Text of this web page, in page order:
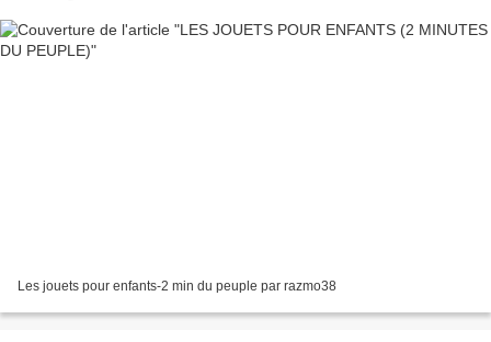
Les jouets pour enfants-2 min du peuple par razmo38